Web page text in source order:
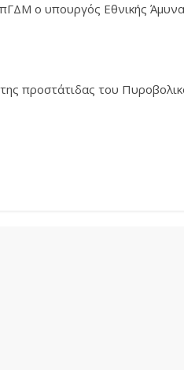
ο υπουργός Εθνικής
προστάτιδας του